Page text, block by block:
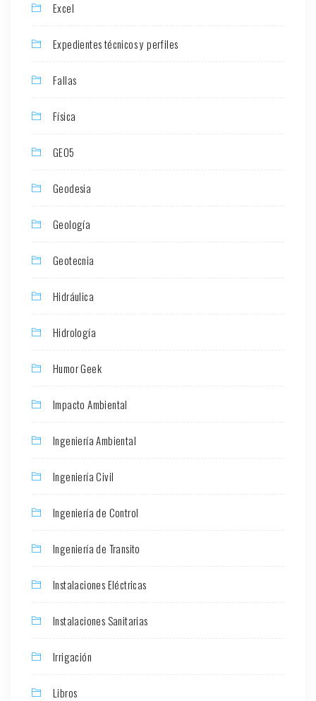
Excel
Expedientes técnicos y perfiles
Fallas
Física
GEO5
Geodesia
Geología
Geotecnia
Hidráulica
Hidrología
Humor Geek
Impacto Ambiental
Ingeniería Ambiental
Ingeniería Civil
Ingeniería de Control
Ingeniería de Transito
Instalaciones Eléctricas
Instalaciones Sanitarias
Irrigación
Libros